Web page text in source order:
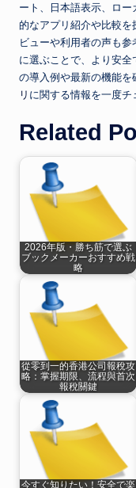
ート、日本語表示、ロ
的なアプリ紹介や比較
ビューや利用者の声も
に選ぶことで、より安
の導入例や最新の機能を
リ に関する情報を一度チ
Related
2026年版・勝ち筋で選ぶ
ブックメーカーおすすめ戦
略
從零到一的香港公司報稅攻
略：掌握期限、流程與首次
報稅關鍵
今すぐ知りたい！安全で楽